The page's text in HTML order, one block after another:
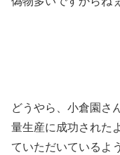
どうやら、小倉園さ
量生産に成功された
ていただいているよ